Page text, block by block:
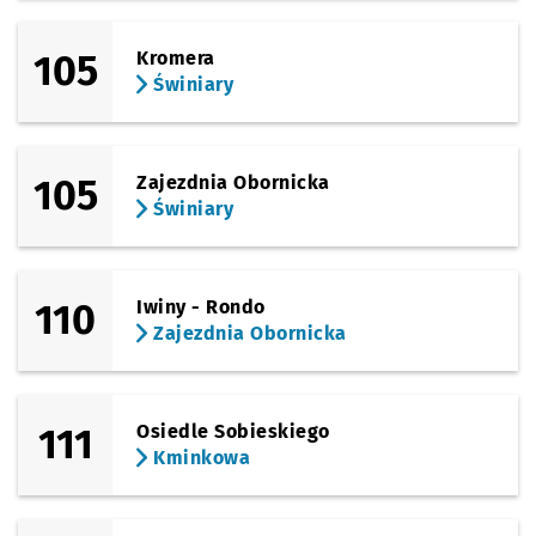
NŻ
Zajezdnia Obornicka
105
Kromera
Świniary
105
Zajezdnia Obornicka
Świniary
110
Iwiny - Rondo
Zajezdnia Obornicka
111
Osiedle Sobieskiego
Kminkowa